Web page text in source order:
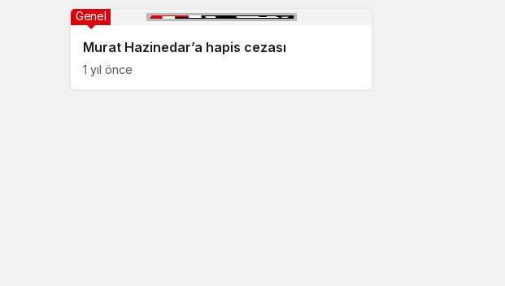
Murat Hazinedar’a hapis cezası
Genel
1 yıl önce